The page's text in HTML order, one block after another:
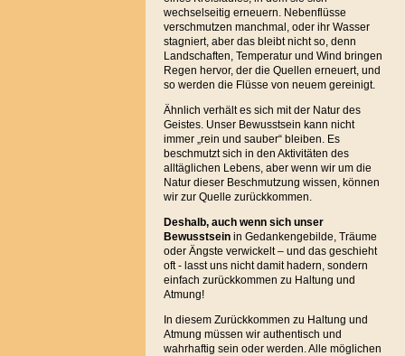
wechselseitig erneuern. Nebenflüsse
verschmutzen manchmal, oder ihr Wasser
stagniert, aber das bleibt nicht so, denn
Landschaften, Temperatur und Wind bringen
Regen hervor, der die Quellen erneuert, und
so werden die Flüsse von neuem gereinigt.
Ähnlich verhält es sich mit der Natur des
Geistes. Unser Bewusstsein kann nicht
immer „rein und sauber“ bleiben. Es
beschmutzt sich in den Aktivitäten des
alltäglichen Lebens, aber wenn wir um die
Natur dieser Beschmutzung wissen, können
wir zur Quelle zurückkommen.
Deshalb, auch wenn sich unser
Bewusstseinin Gedankengebilde, Träume
oder Ängste verwickelt – und das geschieht
oft - lasst uns nicht damit hadern, sondern
einfach zurückkommen zu Haltung und
Atmung!
In diesem Zurückkommen zu Haltung und
Atmung müssen wir authentisch und
wahrhaftig sein oder werden. Alle möglichen